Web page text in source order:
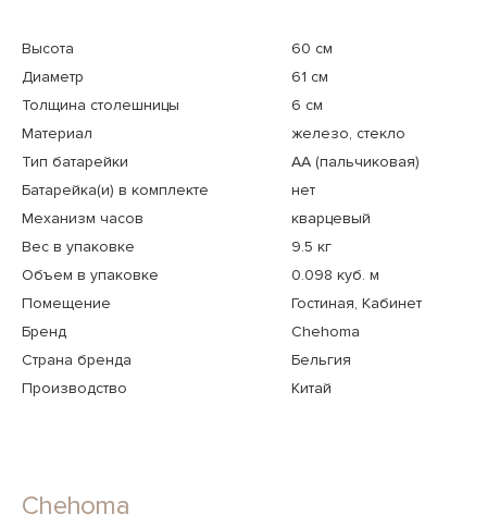
Высота
60 см
Диаметр
61 см
Толщина столешницы
6 см
Материал
железо, стекло
Тип батарейки
АА (пальчиковая)
Батарейка(и) в комплекте
нет
Механизм часов
кварцевый
Вес в упаковке
9.5 кг
Объем в упаковке
0.098 куб. м
Помещение
Гостиная, Кабинет
Бренд
Chehoma
Страна бренда
Бельгия
Производство
Китай
Chehoma